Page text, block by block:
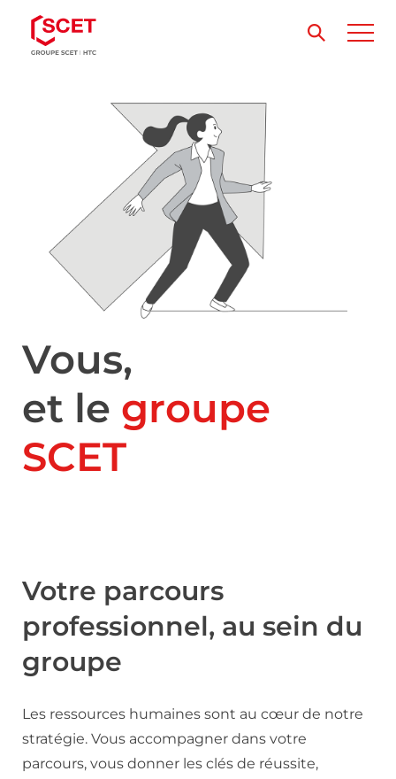
Vous,
et le groupe
SCET
Votre parcours
professionnel, au sein du
groupe
Les ressources humaines sont au cœur de notre
stratégie. Vous accompagner dans votre
parcours, vous donner les clés de réussite,